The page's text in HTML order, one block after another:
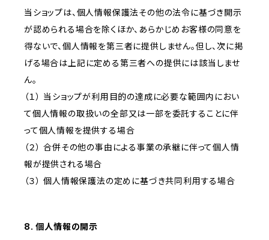
当ショップは、個人情報保護法その他の法令に基づき開示
が認められる場合を除くほか、あらかじめお客様の同意を
得ないで、個人情報を第三者に提供しません。但し、次に掲
げる場合は上記に定める第三者への提供には該当しませ
ん。
（１） 当ショップが利用目的の達成に必要な範囲内におい
て個人情報の取扱いの全部又は一部を委託することに伴
って個人情報を提供する場合
（２） 合併その他の事由による事業の承継に伴って個人情
報が提供される場合
（３） 個人情報保護法の定めに基づき共同利用する場合
8. 個人情報の開示